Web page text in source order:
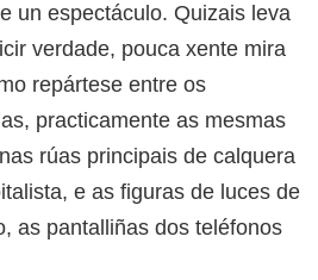
un espectáculo. Quizais leva
verdade, pouca xente mira
repártese entre os
practicamente as mesmas
rúas principais de calquera
e as figuras de luces de
as pantalliñas dos teléfonos